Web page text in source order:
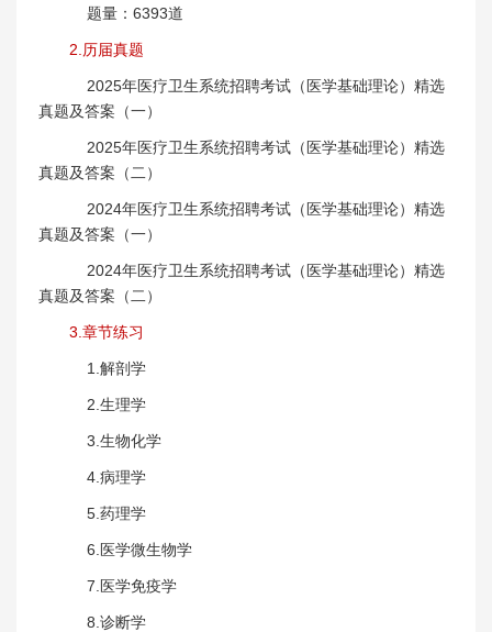
题量：6393道
2.历届真题
2025年医疗卫生系统招聘考试（医学基础理论）精选
真题及答案（一）
2025年医疗卫生系统招聘考试（医学基础理论）精选
真题及答案（二）
2024年医疗卫生系统招聘考试（医学基础理论）精选
真题及答案（一）
2024年医疗卫生系统招聘考试（医学基础理论）精选
真题及答案（二）
3.章节练习
1.解剖学
2.生理学
3.生物化学
4.病理学
5.药理学
6.医学微生物学
7.医学免疫学
8.诊断学